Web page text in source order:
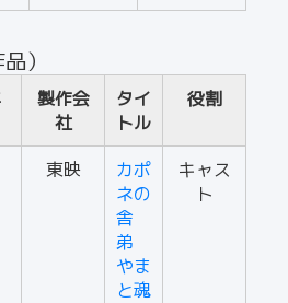
）
製作会
社
タイ
トル
役割
東映
カポ
ネの
舎
弟
やま
と魂
キャス
ト